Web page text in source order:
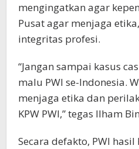
mengingatkan agar
Pusat agar menjaga
integritas profesi.
“Jangan sampai kasus
malu PWI se-Indonesia.
menjaga etika dan
KPW PWI,” tegas Ilham
Secara defakto, PWI hasil